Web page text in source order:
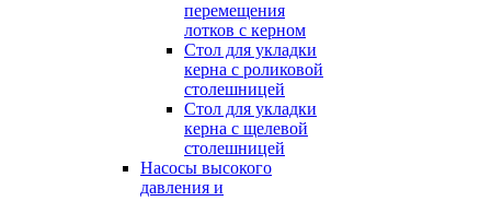
перемещения
лотков с керном
Стол для укладки
керна с роликовой
столешницей
Стол для укладки
керна с щелевой
столешницей
Насосы высокого
давления и